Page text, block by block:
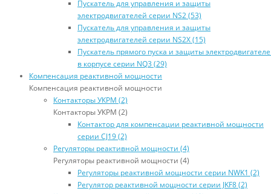
Пускатель для управления и защиты
электродвигателей серии NS2 (53)
Пускатель для управления и защиты
электродвигателей серии NS2X (15)
Пускатель прямого пуска и защиты
в корпусе серии NQ3 (29)
Компенсация реактивной мощности
Компенсация реактивной мощности
Контакторы УКРМ (2)
Контакторы УКРМ (2)
Контактор для компенсации реактивной мощности
серии CJ19 (2)
Регуляторы реактивной мощности (4)
Регуляторы реактивной мощности (4)
Регуляторы реактивной мощности серии NWK1 (2)
Регулятор реактивной мощности серии JKF8 (2)